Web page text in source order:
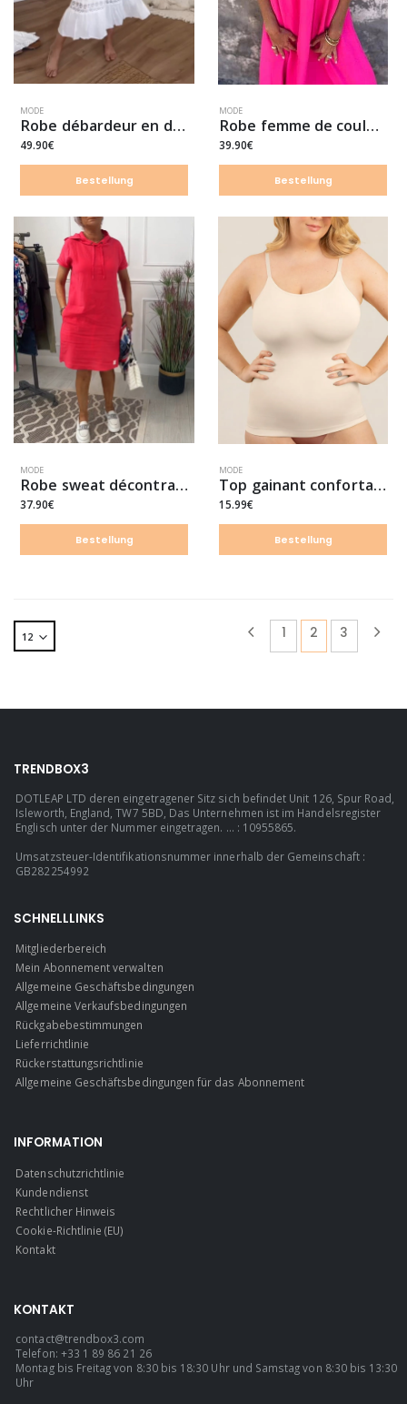
MODE
Robe débardeur en dentelle à col en V
49.90€
Bestellung
MODE
Robe femme de couleur unie avec un motif floral et un décolleté en U
39.90€
Bestellung
MODE
Robe sweat décontractée à manches courtes et capuche
37.90€
Bestellung
MODE
Top gainant confortable
15.99€
Bestellung
1 2 3
TRENDBOX3
DOTLEAP LTD deren eingetragener Sitz sich befindet Unit 126, Spur Road,
Isleworth, England, TW7 5BD, Das Unternehmen ist im Handelsregister
Englisch unter der Nummer eingetragen. ... : 10955865.
Umsatzsteuer-Identifikationsnummer innerhalb der Gemeinschaft :
GB282254992
SCHNELLLINKS
Mitgliederbereich
Mein Abonnement verwalten
Allgemeine Geschäftsbedingungen
Allgemeine Verkaufsbedingungen
Rückgabebestimmungen
Lieferrichtlinie
Rückerstattungsrichtlinie
Allgemeine Geschäftsbedingungen für das Abonnement
INFORMATION
Datenschutzrichtlinie
Kundendienst
Rechtlicher Hinweis
Cookie-Richtlinie (EU)
Kontakt
KONTAKT
contact@trendbox3.com
Telefon: +33 1 89 86 21 26
Montag bis Freitag von 8:30 bis 18:30 Uhr und Samstag von 8:30 bis 13:30
Uhr